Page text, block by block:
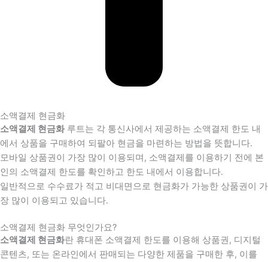
소액결제 현금화
소액결제 현금화루트는 각 통신사에서 제공하는 소액결제 한도 내
에서 상품을 구매하여 되팔아 현금을 마련하는 방법을 뜻합니다.
모바일 상품권이 가장 많이 이용되며, 소액결제를 이용하기 전에 본
인의 소액결제 한도를 확인하고 한도 내에서 이용합니다.
일반적으로 수수료가 적고 비대면으로 현금화가 가능한 상품권이 가
장 많이 이용되고 있습니다.
소액결제 현금화 무엇인가요?
소액결제 현금화란 휴대폰 소액결제 한도를 이용해 상품권, 디지털
콘텐츠, 또는 온라인에서 판매되는 다양한 제품을 구매한 후, 이를